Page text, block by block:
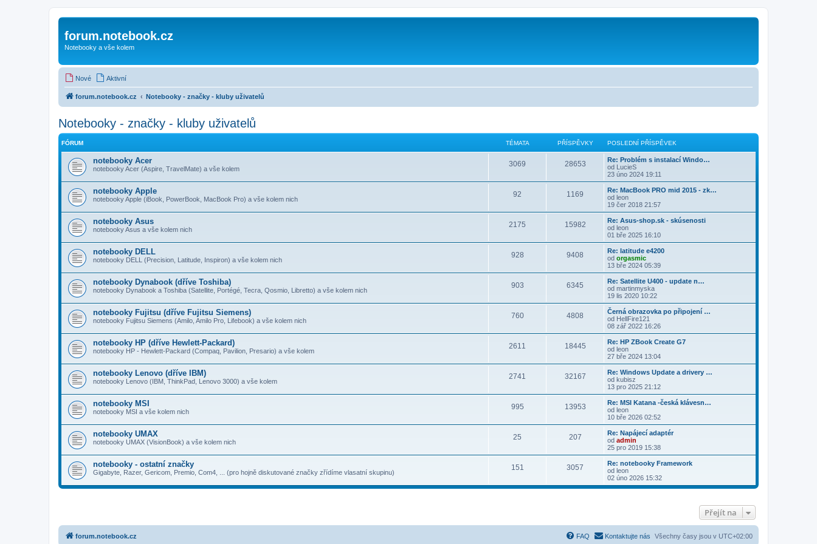
forum.notebook.cz
Notebooky a vše kolem
Nové Aktivní
forum.notebook.cz Notebooky - značky - kluby uživatelů
Notebooky - značky - kluby uživatelů
FÓRUM TÉMATA PŘÍSPĚVKY POSLEDNÍ PŘÍSPĚVEK
notebooky Acer
notebooky Acer (Aspire, TravelMate) a vše kolem
3069 28653
Re: Problém s instalací Windo…
od LucieS
23 úno 2024 19:11
notebooky Apple
notebooky Apple (iBook, PowerBook, MacBook Pro) a vše kolem nich
92 1169
Re: MacBook PRO mid 2015 - zk…
od leon
19 čer 2018 21:57
notebooky Asus
notebooky Asus a vše kolem nich
2175 15982
Re: Asus-shop.sk - skúsenosti
od leon
01 bře 2025 16:10
notebooky DELL
notebooky DELL (Precision, Latitude, Inspiron) a vše kolem nich
928 9408
Re: latitude e4200
od orgasmic
13 bře 2024 05:39
notebooky Dynabook (dříve Toshiba)
notebooky Dynabook a Toshiba (Satellite, Portégé, Tecra, Qosmio, Libretto) a vše kolem nich
903 6345
Re: Satellite U400 - update n…
od martinmyska
19 lis 2020 10:22
notebooky Fujitsu (dříve Fujitsu Siemens)
notebooky Fujitsu Siemens (Amilo, Amilo Pro, Lifebook) a vše kolem nich
760 4808
Černá obrazovka po připojení …
od HellFire121
08 zář 2022 16:26
notebooky HP (dříve Hewlett-Packard)
notebooky HP - Hewlett-Packard (Compaq, Pavilion, Presario) a vše kolem
2611 18445
Re: HP ZBook Create G7
od leon
27 bře 2024 13:04
notebooky Lenovo (dříve IBM)
notebooky Lenovo (IBM, ThinkPad, Lenovo 3000) a vše kolem
2741 32167
Re: Windows Update a drivery …
od kubisz
13 pro 2025 21:12
notebooky MSI
notebooky MSI a vše kolem nich
995 13953
Re: MSI Katana -česká klávesn…
od leon
10 bře 2026 02:52
notebooky UMAX
notebooky UMAX (VisionBook) a vše kolem nich
25 207
Re: Napájecí adaptér
od admin
25 pro 2019 15:38
notebooky - ostatní značky
Gigabyte, Razer, Gericom, Premio, Com4, ... (pro hojně diskutované značky zřídíme vlasatní skupinu)
151 3057
Re: notebooky Framework
od leon
02 úno 2026 15:32
Přejít na
forum.notebook.cz Všechny časy jsou v UTC+02:00
Kontaktujte nás
FAQ